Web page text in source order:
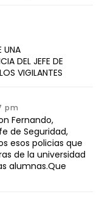
UNA
DEL JEFE DE
VIGILANTES
pm
Fernando,
de Seguridad,
esos policias que
de la universidad
alumnas.Que